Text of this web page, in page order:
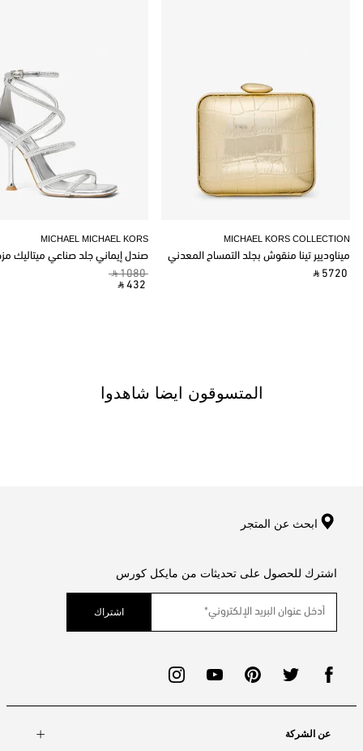
MICHAEL MICHAEL KORS
صندل إيماني جلد صناعي ميتاليك
‎ ⃁ 1080 ‎
‎ ⃁ 432 ‎
MICHAEL KORS COLLECTION
ميناوديير تينا منقوش بجلد التمساح المعدني
‎ ⃁ 5720 ‎
المتسوقون ايضا شاهدوا
ابحث عن المتجر
اشترك للحصول على تحديثات من مايكل كورس
اشتراك
عن الشركة